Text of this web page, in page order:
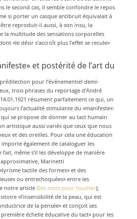
le second cas, il semble confondre le repos
si porter un casque antibruit équivalait à
reproduit-il aussi, à son insu, la
la multitude des sensations corporelles
«le désir s’accroît plus l’effet se recule»
et postérité de l’art du
pour l’événementiel demi-
trois phrases du reportage d’André
résument parfaitement ce qui, un
l’actualité stimulante du «manifeste»:
se propose de donner au tact humain
artistique aussi variés que ceux que nous
et des oreilles. Pour cela une éducation
importe également de cataloguer les
fait, même s’il les développe de manière
Marinetti
tactile des formes» et des
ou entrechoquées» entre les
notre article Des mots pour toucher);
«l’insensibilité de la peau, qui est
de la pensée» et conçoit ses
échelle éducative du tact» pour les